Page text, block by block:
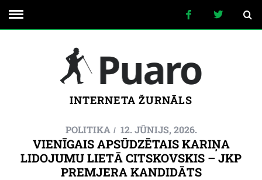
INTERNETA ŽURNĀLS
POLITIKA 12. JŪNIJS, 2026.
VIENĪGAIS APSŪDZĒTAIS KARIŅA
LIDOJUMU LIETĀ CITSKOVSKIS – JKP
PREMJERA KANDIDĀTS